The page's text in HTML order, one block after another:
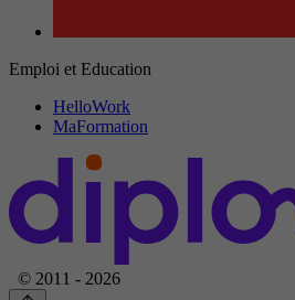
Emploi et Education
HelloWork
MaFormation
© 2011 - 2026